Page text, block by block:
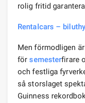
rolig fritid
Rentalcars –
Men förmodligen
försemesterfirare
och festliga
så storslaget
Guinness